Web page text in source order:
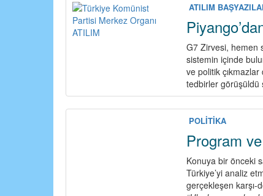
ATILIM
G7 Zirvesi, hemen
sistemin içinde
ve politik
tedbirler görüşüldü
POLİTİKA
Program
Konuya bir önceki
Türkiye’yi analiz
gerçekleşen karşı-